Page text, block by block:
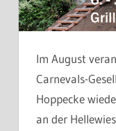
Im August
Carnevals-
Hoppecke
an der